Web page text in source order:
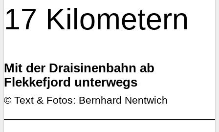
17 Kilometern
Mit der Draisinenbahn ab
Flekkefjord unterwegs
© Text & Fotos: Bernhard Nentwich